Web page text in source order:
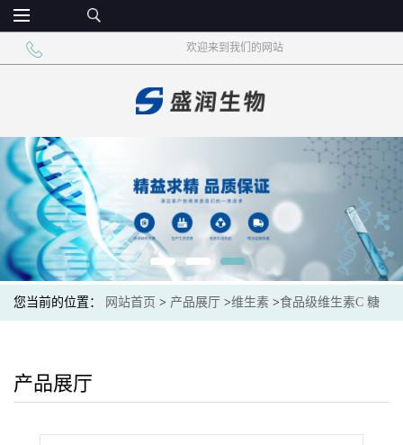
欢迎来到我们的网站
您当前的位置： 网站首页 > 产品展厅 >维生素 >食品级维生素C 糖
产品展厅